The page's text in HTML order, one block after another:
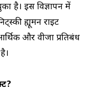
है। इस विज्ञापन में
ह्यूमन राइट
और वीजा प्रतिबंध